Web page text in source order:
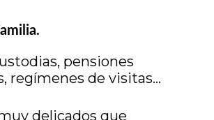
pensiones
regímenes de visitas…
delicados que